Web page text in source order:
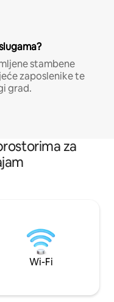
stambene
zaposlenike te
grad.
za
Wi-Fi